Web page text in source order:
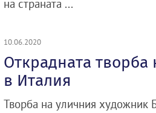
на страната ...
10.06.2020
Открадната
в Италия
Творба на уличния художник